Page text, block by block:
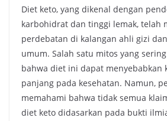
Diet keto, yang dikenal dengan
karbohidrat dan tinggi lemak, telah
perdebatan di kalangan ahli gizi
umum. Salah satu mitos yang
bahwa diet ini dapat menyebabkan
panjang pada kesehatan. Namun,
memahami bahwa tidak semua
diet keto didasarkan pada bukti